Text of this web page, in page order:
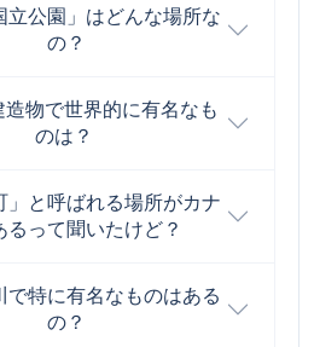
立公園」はどんな場所な
の？
物で世界的に有名なも
のは？
」と呼ばれる場所がカナ
るって聞いたけど？
で特に有名なものはある
の？